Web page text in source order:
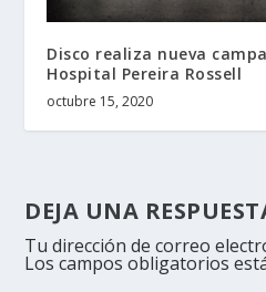
Disco realiza nueva
Hospital Pereira Rossell
octubre 15, 2020
DEJA UNA
Tu dirección de correo
Los campos obligatorios